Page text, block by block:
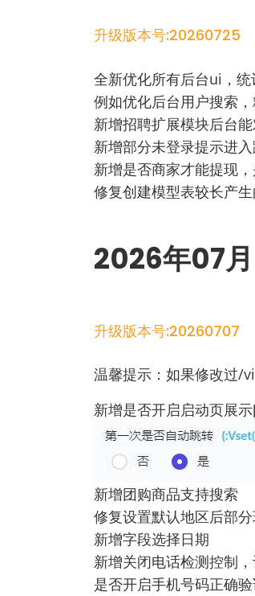
升级版本号:20260725
全新优化所有后台ui，统
例如优化后台用户搜索
新增招聘扩展模块后台
新增部分未登录提示进
新增是否商家才能提现
修复创建模型表较长产
2026年07
升级版本号:20260707
温馨提示：如果修改过/
新增是否开启启动页展
新增团购商品支持搜索
修复设置默认地区后部
新增字段选择日期
新增关闭电话检测控制
是否开启手机号码正确